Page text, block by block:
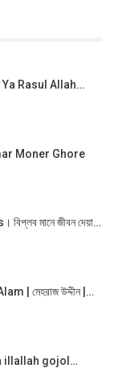
Ya Rasul Allah…
Amar Moner Ghore
মানে জীবন দেয়া…
| মেহরাজ উদ্দীন |…
illallah gojol…